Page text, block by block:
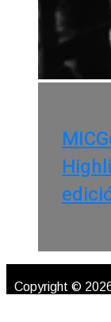
Copyright ©